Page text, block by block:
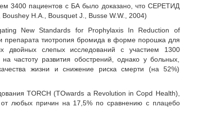
3400 пациентов с БА было доказано, что СЕРЕТИД
H.A., Bousquet J., Busse W.W., 2004)
New Standards for Prophylaxis In Reduction of
препарата тиотропия бромида в форме порошка для
двойных слепых исследований с участием 1300
частоту развития обострений, однако у больных,
жизни и снижение риска смерти (на 52%)
TORCH (TОwards a Revolution in Copd Health),
любых причин на 17,5% по сравнению с плацебо